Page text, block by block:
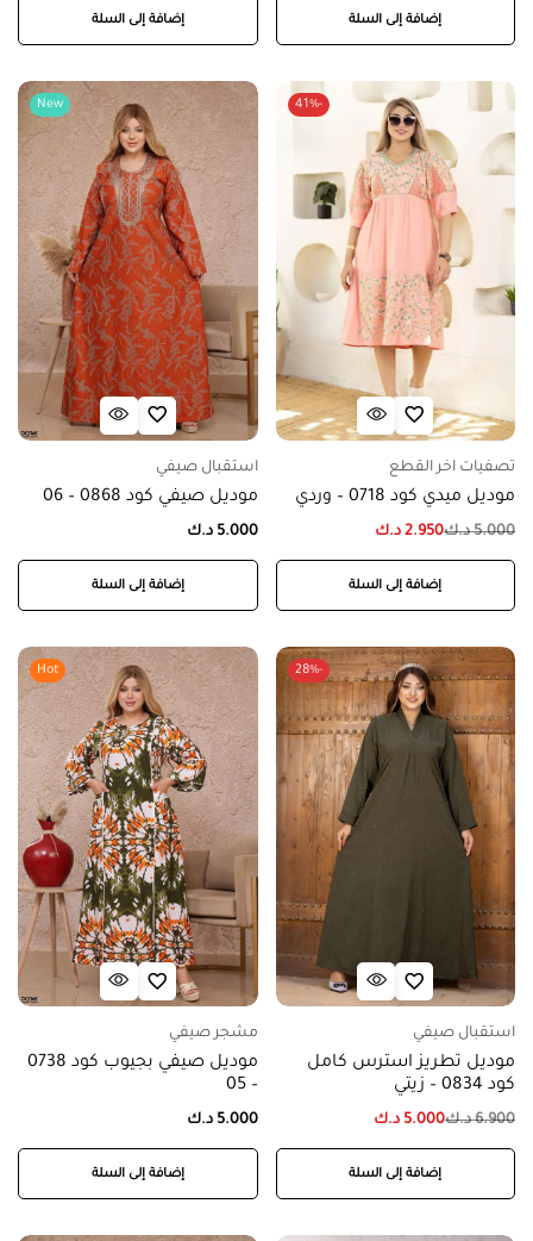
إضافة إلى السلة إضافة إلى السلة
-41%
تصفيات اخر القطع
موديل ميدي كود 0718 – وردي
5.000 د.ك2.950 د.ك
إضافة إلى السلة
New
استقبال صيفي
موديل صيفي كود 0868 – 06
5.000 د.ك
إضافة إلى السلة
-28%
استقبال صيفي
موديل تطريز استرس كامل
كود 0834 – زيتي
6.900 د.ك5.000 د.ك
إضافة إلى السلة
Hot
مشجر صيفي
موديل صيفي بجيوب كود 0738
– 05
5.000 د.ك
إضافة إلى السلة